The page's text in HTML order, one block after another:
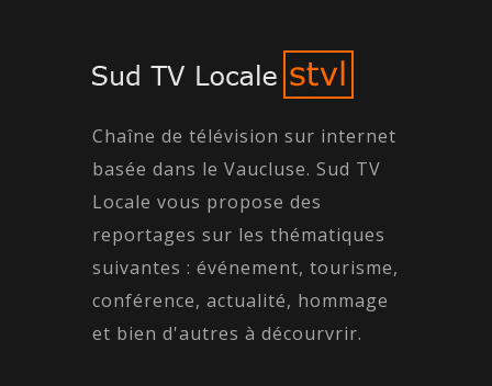
Chaîne de télévision sur internet
basée dans le Vaucluse. Sud TV
Locale vous propose des
reportages sur les thématiques
suivantes : événement, tourisme,
conférence, actualité, hommage
et bien d'autres à décourvrir.